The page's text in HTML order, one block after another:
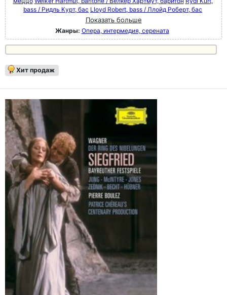
bass / Ридль Курт, бас Lloyd Robert, bass / Ллойд Роберт, бас
Показать больше
Жанры: Опера, интермедия, серената
Хит продаж